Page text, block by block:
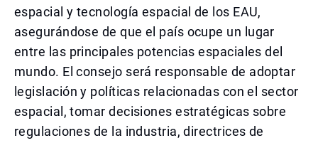
espacial y tecnología espacial de los EAU,
asegurándose de que el país ocupe un lugar
entre las principales potencias espaciales del
mundo. El consejo será responsable de adoptar
legislación y políticas relacionadas con el sector
espacial, tomar decisiones estratégicas sobre
regulaciones de la industria, directrices de